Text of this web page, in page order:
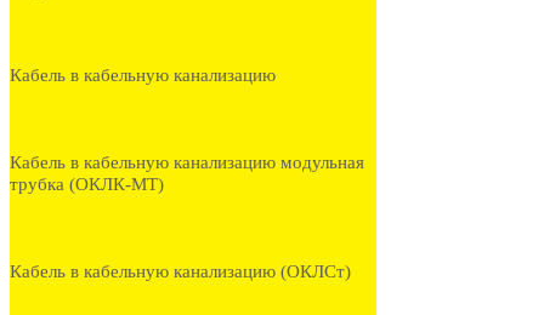
Кабель в кабельную канализацию
Кабель в кабельную канализацию модульная
трубка (ОКЛК-МТ)
Кабель в кабельную канализацию (ОКЛСт)